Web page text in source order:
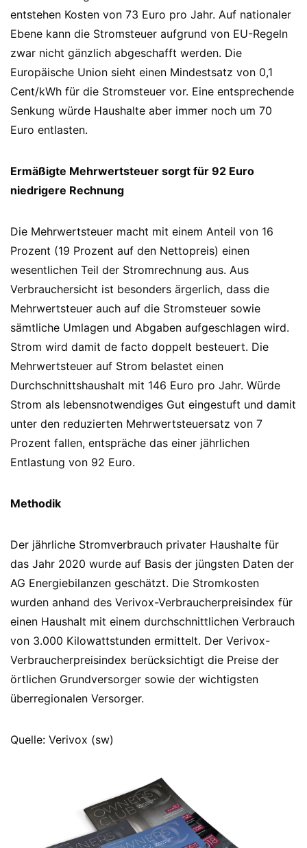
entstehen Kosten von 73 Euro pro Jahr. Auf nationaler
Ebene kann die Stromsteuer aufgrund von EU-Regeln
zwar nicht gänzlich abgeschafft werden. Die
Europäische Union sieht einen Mindestsatz von 0,1
Cent/kWh für die Stromsteuer vor. Eine entsprechende
Senkung würde Haushalte aber immer noch um 70
Euro entlasten.
Ermäßigte Mehrwertsteuer sorgt für 92 Euro
niedrigere Rechnung
Die Mehrwertsteuer macht mit einem Anteil von 16
Prozent (19 Prozent auf den Nettopreis) einen
wesentlichen Teil der Stromrechnung aus. Aus
Verbrauchersicht ist besonders ärgerlich, dass die
Mehrwertsteuer auch auf die Stromsteuer sowie
sämtliche Umlagen und Abgaben aufgeschlagen wird.
Strom wird damit de facto doppelt besteuert. Die
Mehrwertsteuer auf Strom belastet einen
Durchschnittshaushalt mit 146 Euro pro Jahr. Würde
Strom als lebensnotwendiges Gut eingestuft und damit
unter den reduzierten Mehrwertsteuersatz von 7
Prozent fallen, entspräche das einer jährlichen
Entlastung von 92 Euro.
Methodik
Der jährliche Stromverbrauch privater Haushalte für
das Jahr 2020 wurde auf Basis der jüngsten Daten der
AG Energiebilanzen geschätzt. Die Stromkosten
wurden anhand des Verivox-Verbraucherpreisindex für
einen Haushalt mit einem durchschnittlichen Verbrauch
von 3.000 Kilowattstunden ermittelt. Der Verivox-
Verbraucherpreisindex berücksichtigt die Preise der
örtlichen Grundversorger sowie der wichtigsten
überregionalen Versorger.
Quelle: Verivox (sw)